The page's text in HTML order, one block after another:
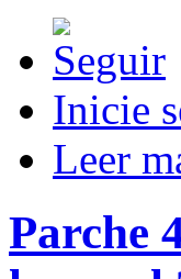
Inicie
Leer
Parche